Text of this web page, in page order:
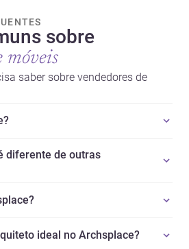
sobre
móveis
saber sobre vendedores de
diferente de outras
ideal no Archsplace?